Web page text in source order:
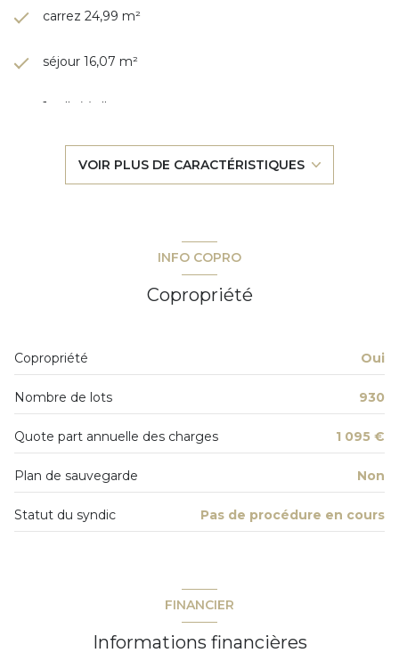
carrez 24,99 m²
séjour 16,07 m²
1 salle(s) d'eau
Chauffage individuel : autre (autre)
5ème étage
ascenseur
vue Dégagée sur la verdure
quartier Frejus Plage
VOIR PLUS DE CARACTÉRISTIQUES
INFO COPRO
Copropriété
Copropriété Oui
Nombre de lots 930
Quote part annuelle des charges 1 095 €
Plan de sauvegarde Non
Statut du syndic Pas de procédure en cours
FINANCIER
Informations financières